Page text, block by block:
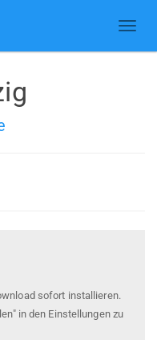
sofort installieren.
in den Einstellungen zu